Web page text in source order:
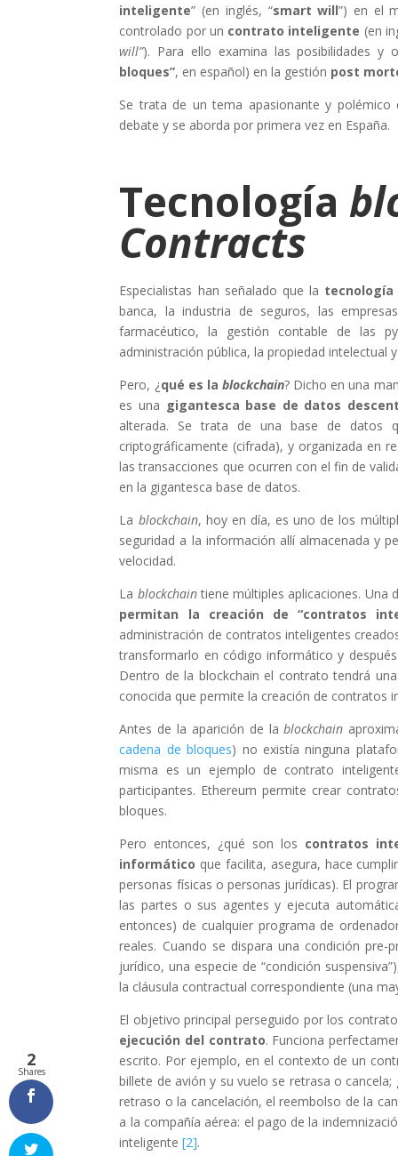
inteligente” (en inglés, “smart will”) en el
controlado por un contrato inteligente (en
will”). Para ello examina las posibilidades y
bloques”, en español) en la gestión post
Se trata de un tema apasionante y
debate y se aborda por primera vez en España.
Tecnología
Contracts
Especialistas han señalado que la
banca, la industria de seguros, las
farmacéutico, la gestión contable de las
administración pública, la propiedad
Pero, ¿qué es la blockchain? Dicho en una
es una gigantesca base de datos
alterada. Se trata de una base de datos
criptográficamente (cifrada), y organizada en
las transacciones que ocurren con el fin de
en la gigantesca base de datos.
La blockchain, hoy en día, es uno de los
seguridad a la información allí almacenada y
velocidad.
La blockchaintiene múltiples aplicaciones. Una
permitan la creación de “contratos
administración de contratos inteligentes
transformarlo en código informático y
Dentro de la blockchain el contrato tendrá
conocida que permite la creación de contratos
Antes de la aparición de lablockchain
cadena de bloques) no existía ninguna
misma es un ejemplo de contrato
participantes. Ethereum permite crear
bloques.
Pero entonces, ¿qué son los contratos
informático que facilita, asegura, hace
personas físicas o personas jurídicas). El
las partes o sus agentes y ejecuta
entonces) de cualquier programa de
reales. Cuando se dispara una condición
jurídico, una especie de “condición
la cláusula contractual correspondiente (una
El objetivo principal perseguido por los
ejecución del contrato. Funciona
escrito. Por ejemplo, en el contexto de un
billete de avión y su vuelo se retrasa o
retraso o la cancelación, el reembolso de la
a la compañía aérea: el pago de la
inteligente[2].
2
Shares